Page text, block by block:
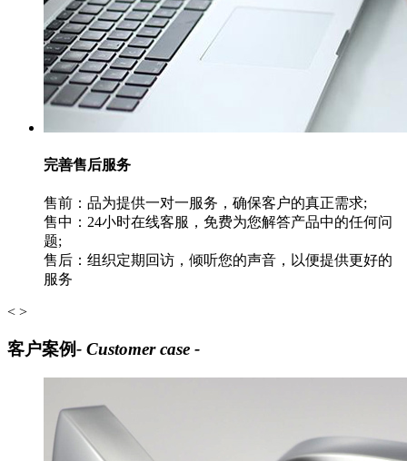
完善售后服务
售前：品为提供一对一服务，确保客户的真正需求;
售中：24小时在线客服，免费为您解答产品中的任何问
题;
售后：组织定期回访，倾听您的声音，以便提供更好的
服务
< >
客户案例- Customer case -